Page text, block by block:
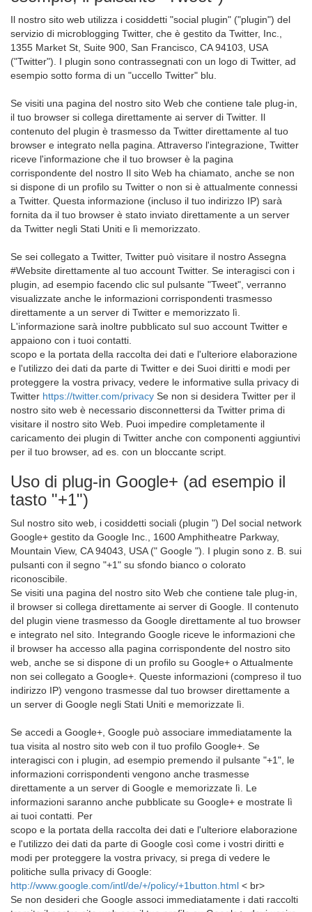
Il nostro sito web utilizza i cosiddetti "social plugin" ("plugin") del
servizio di microblogging Twitter, che è gestito da Twitter, Inc.,
1355 Market St, Suite 900, San Francisco, CA 94103, USA
("Twitter"). I plugin sono contrassegnati con un logo di Twitter, ad
esempio sotto forma di un "uccello Twitter" blu.
Se visiti una pagina del nostro sito Web che contiene tale plug-in,
il tuo browser si collega direttamente ai server di Twitter. Il
contenuto del plugin è trasmesso da Twitter direttamente al tuo
browser e integrato nella pagina. Attraverso l'integrazione, Twitter
riceve l'informazione che il tuo browser è la pagina
corrispondente del nostro Il sito Web ha chiamato, anche se non
si dispone di un profilo su Twitter o non si è attualmente connessi
a Twitter. Questa informazione (incluso il tuo indirizzo IP) sarà
fornita da il tuo browser è stato inviato direttamente a un server
da Twitter negli Stati Uniti e lì memorizzato.
Se sei collegato a Twitter, Twitter può visitare il nostro Assegna
#Website direttamente al tuo account Twitter. Se interagisci con i
plugin, ad esempio facendo clic sul pulsante "Tweet", verranno
visualizzate anche le informazioni corrispondenti trasmesso
direttamente a un server di Twitter e memorizzato lì.
L'informazione sarà inoltre pubblicato sul suo account Twitter e
appaiono con i tuoi contatti.
scopo e la portata della raccolta dei dati e l'ulteriore elaborazione
e l'utilizzo dei dati da parte di Twitter e dei Suoi diritti e modi per
proteggere la vostra privacy, vedere le informative sulla privacy di
Twitter https://twitter.com/privacy Se non si desidera Twitter per il
nostro sito web è necessario disconnettersi da Twitter prima di
visitare il nostro sito Web. Puoi impedire completamente il
caricamento dei plugin di Twitter anche con componenti aggiuntivi
per il tuo browser, ad es. con un bloccante script.
Uso di plug-in Google+ (ad esempio il
tasto "+1")
Sul nostro sito web, i cosiddetti sociali (plugin ") Del social network
Google+ gestito da Google Inc., 1600 Amphitheatre Parkway,
Mountain View, CA 94043, USA (" Google "). I plugin sono z. B. sui
pulsanti con il segno "+1" su sfondo bianco o colorato
riconoscibile.
Se visiti una pagina del nostro sito Web che contiene tale plug-in,
il browser si collega direttamente ai server di Google. Il contenuto
del plugin viene trasmesso da Google direttamente al tuo browser
e integrato nel sito. Integrando Google riceve le informazioni che
il browser ha accesso alla pagina corrispondente del nostro sito
web, anche se si dispone di un profilo su Google+ o Attualmente
non sei collegato a Google+. Queste informazioni (compreso il tuo
indirizzo IP) vengono trasmesse dal tuo browser direttamente a
un server di Google negli Stati Uniti e memorizzate lì.
Se accedi a Google+, Google può associare immediatamente la
tua visita al nostro sito web con il tuo profilo Google+. Se
interagisci con i plugin, ad esempio premendo il pulsante "+1", le
informazioni corrispondenti vengono anche trasmesse
direttamente a un server di Google e memorizzate lì. Le
informazioni saranno anche pubblicate su Google+ e mostrate lì
ai tuoi contatti. Per
scopo e la portata della raccolta dei dati e l'ulteriore elaborazione
e l'utilizzo dei dati da parte di Google così come i vostri diritti e
modi per proteggere la vostra privacy, si prega di vedere le
politiche sulla privacy di Google:
http://www.google.com/intl/de/+/policy/+1button.html < br>
Se non desideri che Google associ immediatamente i dati raccolti